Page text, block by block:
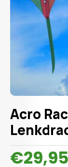
Acro
€29,95